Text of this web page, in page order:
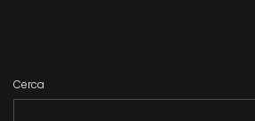
Cerca